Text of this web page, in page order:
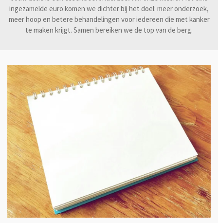
ingezamelde euro komen we dichter bij het doel: meer onderzoek,
meer hoop en betere behandelingen voor iedereen die met kanker
te maken krijgt. Samen bereiken we de top van de berg.